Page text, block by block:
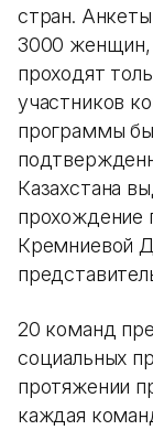
стран.
3000 женщин,
проходят
участников
программы
Казахстана
прохождение
Кремниевой
20 команд
социальных
протяжении
каждая